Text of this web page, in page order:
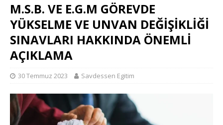
M.S.B. VE E.G.M GÖREVDE
YÜKSELME VE UNVAN DEĞİŞİKLİĞİ
SINAVLARI HAKKINDA ÖNEMLİ
AÇIKLAMA
30 Temmuz 2023 Savdessen Egitim